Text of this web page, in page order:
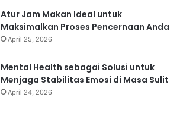
Atur Jam Makan Ideal untuk
Maksimalkan Proses Pencernaan Anda
April 25, 2026
Mental Health sebagai Solusi untuk
Menjaga Stabilitas Emosi di Masa Sulit
April 24, 2026